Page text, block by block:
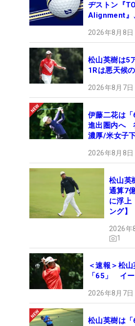
プレーオフ4ホール目で惜しくも敗れたトミ
勝者を祝福 （撮影：GettyImages）
ヂストン『
Alignment』
2026年8月8
松山英樹は5
1Rは悪天候
2026年8月7
伊藤二花は
進出圏内へ
濃厚/米女子
2026年8月8
松山英
通算7
に浮上
ング】
2026年
1
＜速報＞松
「65」 イ
2026年8月7
松山英樹は